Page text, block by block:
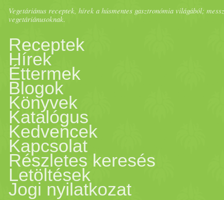
Vegetáriánus receptek, hírek a húsmentes gasztronómia világából;
vegetáriánusoknak.
Receptek
Hírek
Éttermek
Blogok
Könyvek
Katalógus
Kedvencek
Kapcsolat
Részletes keresés
Letöltések
Jogi nyilatkozat